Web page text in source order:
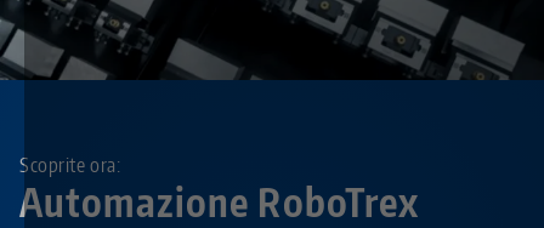
Automazione RoboTrex
Scoprite ora: